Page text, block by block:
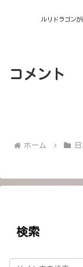
ルリドラゴンが
コメント
ホーム
検索